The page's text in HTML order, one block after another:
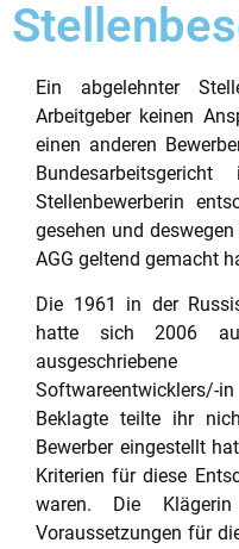
Ein abgelehnter
Arbeitgeber keinen
einen anderen
Stellenbewerberin
gesehen und
AGG geltend gemacht
Die 1961 in der
hatte sich 2006
Beklagte teilte ihr
Bewerber eingestellt
Kriterien für diese
waren. Die
Voraussetzungen für